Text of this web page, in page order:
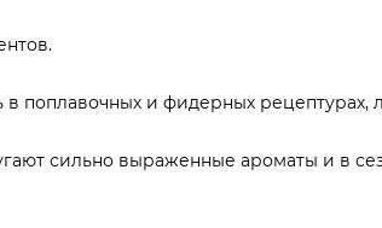
поплавочных и фидерных рецептурах,
сильно выраженные ароматы и в